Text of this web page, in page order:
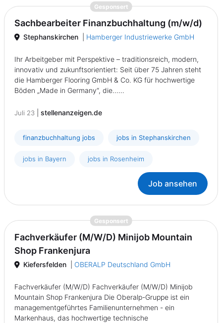
Gesponsert{prompt.job}
Sachbearbeiter Finanzbuchhaltung (m/w/d)
Stephanskirchen Hamberger Industriewerke GmbH
Ihr Arbeitgeber mit Perspektive – traditionsreich, modern,
innovativ und zukunftsorientiert: Seit über 75 Jahren steht
die Hamberger Flooring GmbH & Co. KG für hochwertige
Böden „Made in Germany“, die......
Juli 23 stellenanzeigen.de
finanzbuchhaltung jobs jobs in Stephanskirchen
jobs in Bayern jobs in Rosenheim
Job ansehen
Gesponsert{prompt.job}
Fachverkäufer (M/W/D) Minijob Mountain
Shop Frankenjura
Kiefersfelden OBERALP Deutschland GmbH
Fachverkäufer (M/W/D) Fachverkäufer (M/W/D) Minijob
Mountain Shop Frankenjura Die Oberalp-Gruppe ist ein
managementgeführtes Familienunternehmen - ein
Markenhaus, das hochwertige technische